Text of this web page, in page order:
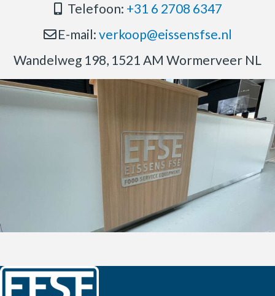
Telefoon: +31 6 2708 6347
E-mail: verkoop@eissensfse.nl
Wandelweg 198, 1521 AM Wormerveer NL